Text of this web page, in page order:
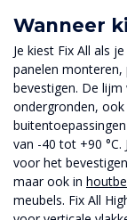
Wanneer
Je kiest Fix All als
panelen monteren,
bevestigen. De
ondergronden,
van -40 tot +90 °C.
voor het
maar ook in
meubels. Fix All